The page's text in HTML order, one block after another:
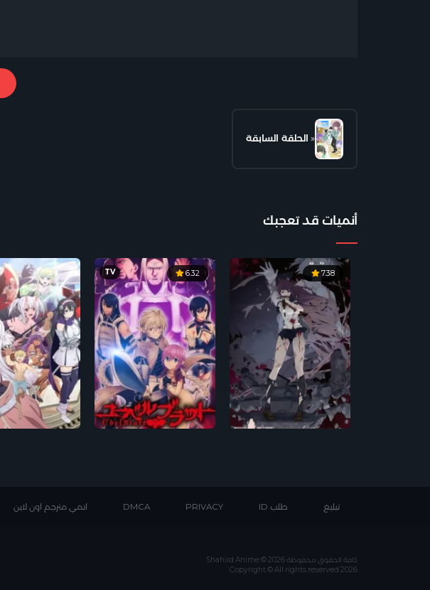
« الحلقة السابقة
أنميات قد تعجبك
7.38
6.32
TV
تبليغ طلب ID PRIVACY
DMCA انمي مترجم اون لاين
كافة الحقوق محفوظة Shahiid Anime © 2026
Copyright © All rights reserved 2026